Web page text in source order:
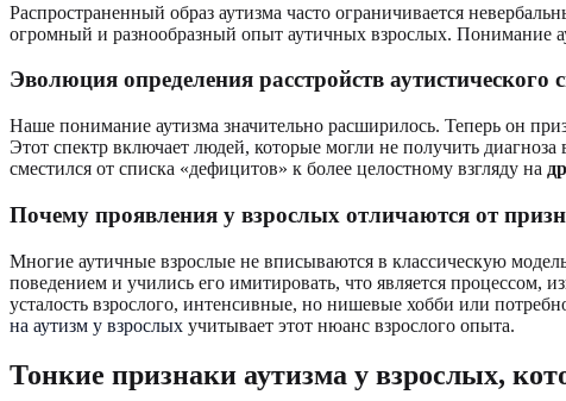
Распространенный образ аутизма часто ограничивается
огромный и разнообразный опыт аутичных взрослых. Понимание
Эволюция определения расстройств аутистического
Наше понимание аутизма значительно расширилось. Теперь он
Этот спектр включает людей, которые могли не получить
сместился от списка «дефицитов» к более целостному взгляду на
Почему проявления у взрослых отличаются от
Многие аутичные взрослые не вписываются в классическую
поведением и учились его имитировать, что является процессом,
усталость взрослого, интенсивные, но нишевые хобби или
на аутизм у взрослых учитывает этот нюанс взрослого опыта.
Тонкие признаки аутизма у взрослых,